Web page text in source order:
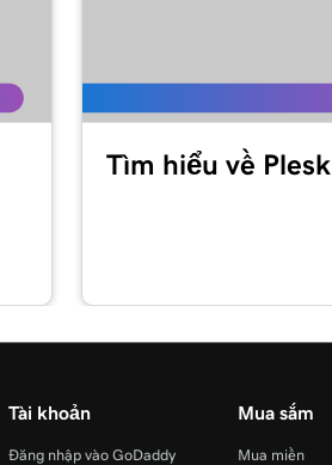
Tìm hiểu về Plesk
Tài khoản
Đăng nhập vào GoDaddy
Mua sắm
Mua miền